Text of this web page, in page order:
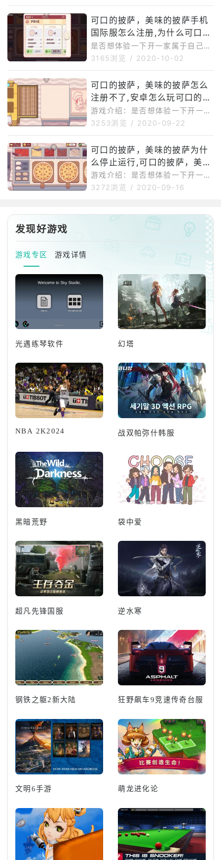
满足顾客的披萨订单。 尽
可口的披萨，美味的披萨手机
国际服怎么注册,为什么可口的
披萨，美味的披萨登录不了
是否想体验一下开一家属于自己的
披萨店的感觉 ？TapBlaze的最新
满足顾客的披萨订单。 尽
3165浏览 / 2020-10-02
可口的披萨，美味的披萨怎么
注册不了,安卓怎么玩可口的披
萨，美味的披萨
游戏介绍：是否想体验一下开一家
属于自己的披萨店的感觉 ？TapB
象！尽你所能，满足顾客的披萨
3253浏览 / 2020-09-22
可口的披萨，美味的披萨为什
么停止运行,可口的披萨，美味
的披萨谷歌登录教程
游戏介绍：是否想体验一下开一家
属于自己的披萨店的感觉 ？TapB
象！尽你所能，满足顾客的披萨
3272浏览 / 2020-09-16
发现好游戏
游戏专区 游戏详情
光遇练琴软件 幻塔
NBA 2K2024 战双帕弥什韩服
黑暗荒野 袋中爱
超凡先锋国服 逆水寒
钢铁之躯2新大陆 狂野飙车9竞速传奇台服
文明6手游 萌龙进化论